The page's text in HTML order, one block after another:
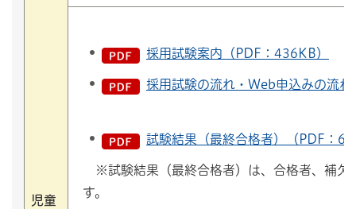
児童
採用試験案内（PDF：436KB）
採用試験の流れ・Web申込みの流
試験結果（最終合格者）（PDF：
※試験結果（最終合格者）は、合格者、補欠
す。